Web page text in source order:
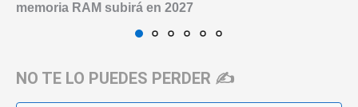
memoria RAM subirá en 2027
NO TE LO PUEDES PERDER ✍️